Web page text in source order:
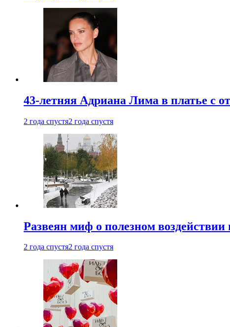
43-летняя Адриана Лима в платье с
2 года спустя2 года спустя
Развеян миф о полезном
2 года спустя2 года спустя